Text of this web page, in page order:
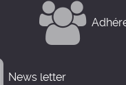
News letter